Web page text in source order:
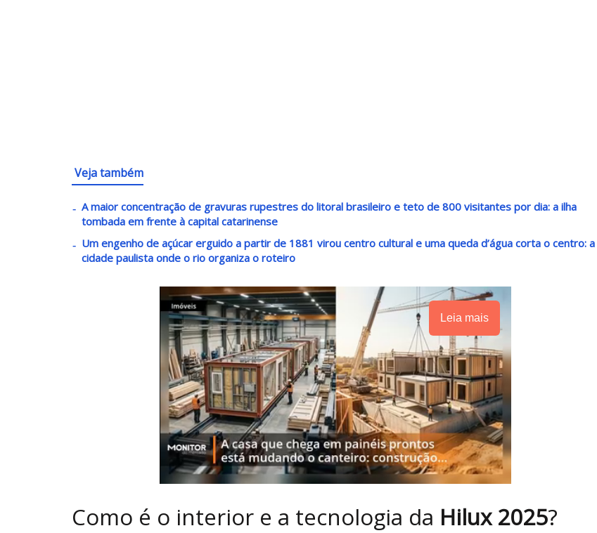
Veja também
A maior concentração de gravuras rupestres do litoral brasileiro e teto de 800 visitantes por dia: a ilha
tombada em frente à capital catarinense
Um engenho de açúcar erguido a partir de 1881 virou centro cultural e uma queda d’água corta o centro: a
cidade paulista onde o rio organiza o roteiro
Leia mais
Como é o interior e a tecnologia da Hilux 2025?